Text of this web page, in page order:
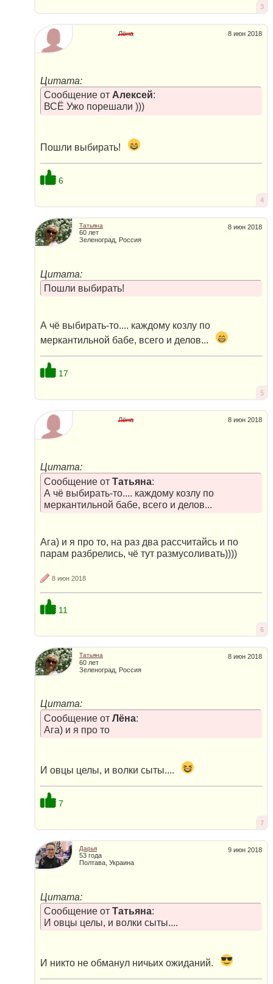
3
8 июн 2018
Лёна
Цитата:
Сообщение от Алексей:
ВСЁ Ужо порешали )))
Пошли выбирать!
6
4
8 июн 2018
Татьяна
60 лет
Зеленоград, Россия
Цитата:
Пошли выбирать!
А чё выбирать-то.... каждому козлу по
меркантильной бабе, всего и делов...
17
5
8 июн 2018
Лёна
Цитата:
Сообщение от Татьяна:
А чё выбирать-то.... каждому козлу по
меркантильной бабе, всего и делов...
Ага) и я про то, на раз два рассчитайсь и по
парам разбрелись, чё тут размусоливать))))
8 июн 2018
11
6
8 июн 2018
Татьяна
60 лет
Зеленоград, Россия
Цитата:
Сообщение от Лёна:
Ага) и я про то
И овцы целы, и волки сыты....
7
7
9 июн 2018
Дарья
53 года
Полтава, Украина
Цитата:
Сообщение от Татьяна:
И овцы целы, и волки сыты....
И никто не обманул ничьих ожиданий.